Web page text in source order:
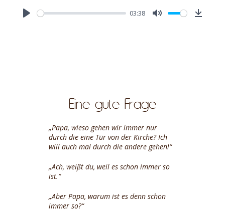
03:38
Eine gute Frage
„Papa, wieso gehen wir immer nur
durch die eine Tür von der Kirche? Ich
will auch mal durch die andere gehen!“
„Ach, weißt du, weil es schon immer so
ist.“
„Aber Papa, warum ist es denn schon
immer so?“